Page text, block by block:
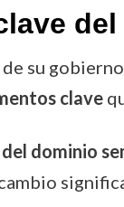
su
clave
dominio